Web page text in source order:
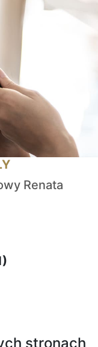
Renata
stronach